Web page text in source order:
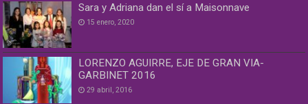
Sara y Adriana dan el sí a Maisonnave
15 enero, 2020
LORENZO AGUIRRE, EJE DE GRAN VIA-
GARBINET 2016
29 abril, 2016